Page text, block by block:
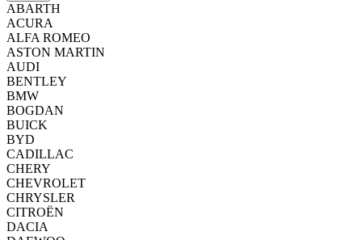
ABARTH
ACURA
ALFA ROMEO
ASTON MARTIN
AUDI
BENTLEY
BMW
BOGDAN
BUICK
BYD
CADILLAC
CHERY
CHEVROLET
CHRYSLER
CITROËN
DACIA